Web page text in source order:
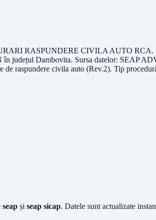
RASPUNDERE CIVILA AUTO RCA.
în județul Dambovita. Sursa datelor: SEAP
de raspundere civila auto (Rev.2). Tip
și seap sicap. Datele sunt actualizate